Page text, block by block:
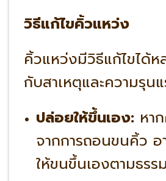
วิธีแก้ไขคิ้วแหว่ง
คิ้วแหว่งมีวิธีแก้ไขได้
กับสาเหตุและความรุน
ปล่อยให้ขึ้นเอง:หาก
จากการถอนขนคิ้ว
ให้ขนขึ้นเองตามธรร